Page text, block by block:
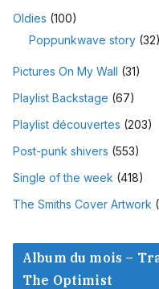
Oldies (100)
Poppunkwave story (32)
Pictures On My Wall (31)
Playlist Backstage (67)
Playlist découvertes (203)
Post-punk shivers (553)
Single of the week (418)
The Smiths Cover Artwork
Album du mois –
The Optimist